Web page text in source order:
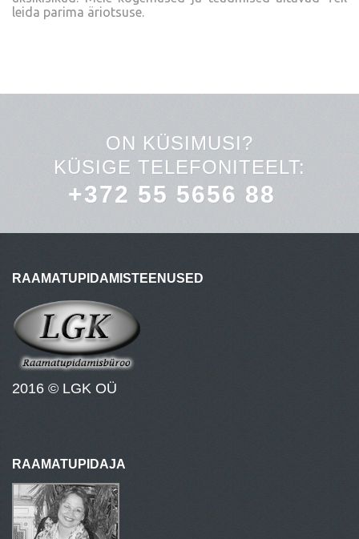
leida parima äriotsuse.
ON KÜSIMUSI?
KÜSIGE TELEFONITEELT:
+372 55 5656 88
RAAMATUPIDAMISTEENUSED
2016 © LGK OÜ
RAAMATUPIDAJA